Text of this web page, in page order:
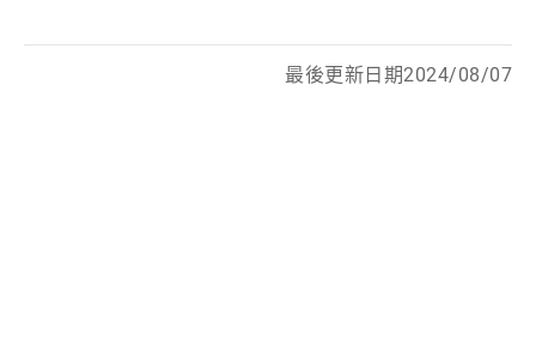
最後更新日期2024/08/07